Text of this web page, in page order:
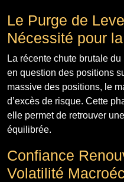
Le Purge de
Nécessité pour
La récente chute brutale
en question des positions
massive des positions, le
d’excès de risque. Cette
elle permet de retrouver
équilibrée.
Confiance
Volatilité